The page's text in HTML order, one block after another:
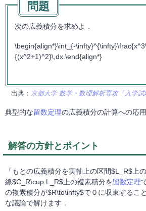
次の広義積分を求めよ．
\begin{align*}\int_{-
{(x^2+1)^2}\,dx.\end{align*}
出典： 京都大学 数学・数理解析専攻「入学試
典型的な留数定理の広義積分の計算への応
解答の方針とポイント
「もとの広義積分を実軸上の区間$L_R$上の
線$C_R\cup L_R$上の複素積分を留数定理
の複素積分が$R\to\infty$で０に収束するこ
な議論で解けます．